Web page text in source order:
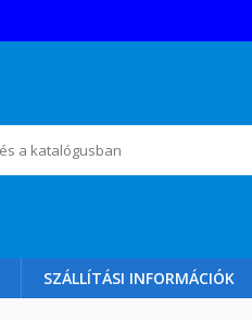
SZÁLLÍTÁSI INFORMÁCIÓK